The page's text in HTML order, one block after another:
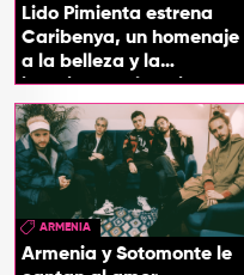
Lido Pimienta estrena
Caribenya, un homenaje
a la belleza y la
identidad del Caribe
ARMENIA
Armenia y Sotomonte le